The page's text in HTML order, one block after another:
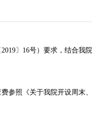
〕16号）要求，结合我
参照《关于我院开设周末